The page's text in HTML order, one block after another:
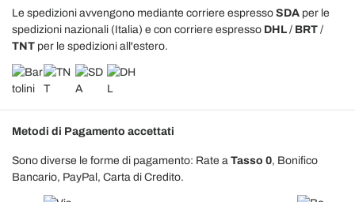
Le spedizioni avvengono mediante corriere espresso SDA per le
spedizioni nazionali (Italia) e con corriere espresso DHL / BRT /
TNT per le spedizioni all'estero.
Metodi di Pagamento accettati
Sono diverse le forme di pagamento: Rate a Tasso 0, Bonifico
Bancario, PayPal, Carta di Credito.